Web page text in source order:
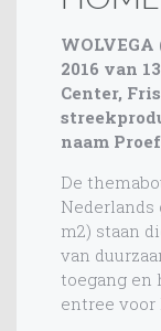
2016 van
Center,
naam
De
Nederlands
m2) staan
van
toegang en
entree voor